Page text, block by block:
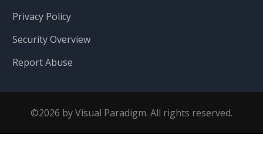
Privacy Policy
Security Overview
Report Abuse
©2026 by Visual Paradigm. All rights reserved.